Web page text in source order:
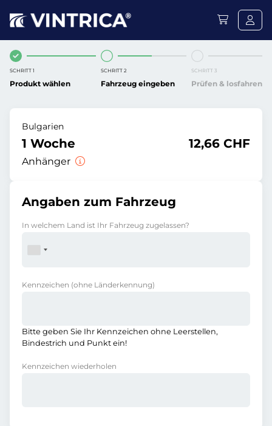
SCHRITT 1
Produkt wählen
SCHRITT 2
Fahrzeug eingeben
SCHRITT 3
Prüfen & losfahren
Bulgarien
1 Woche
Anhänger
12,66 CHF
Angaben zum Fahrzeug
In welchem Land ist Ihr Fahrzeug zugelassen?
Kennzeichen (ohne Länderkennung)
Bitte geben Sie Ihr Kennzeichen ohne Leerstellen,
Bindestrich und Punkt ein!
Kennzeichen wiederholen